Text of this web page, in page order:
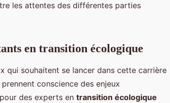
les attentes des différentes parties
en transition écologique
qui souhaitent se lancer dans cette carrière
prennent conscience des enjeux
des experts en transition écologique